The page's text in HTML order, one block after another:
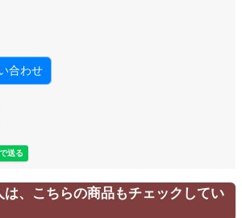
合わせ
は、こちらの商品もチェックしてい